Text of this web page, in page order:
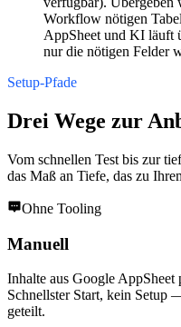
Workflow nötigen
AppSheet und KI läuft
nur die nötigen Felder
Setup-Pfade
Drei Wege zur
Vom schnellen Test bis zur
das Maß an Tiefe, das zu
Ohne Tooling
Manuell
Inhalte aus Google AppSheet
Schnellster Start, kein Setup
geteilt.